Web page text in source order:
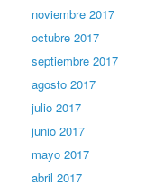
noviembre 2017
octubre 2017
septiembre 2017
agosto 2017
julio 2017
junio 2017
mayo 2017
abril 2017